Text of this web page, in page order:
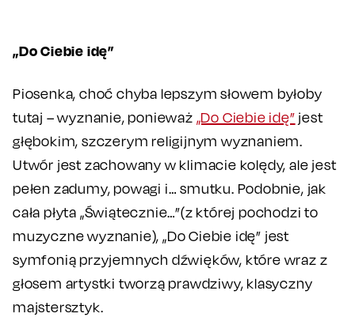
„Do Ciebie idę”
Piosenka, choć chyba lepszym słowem byłoby
tutaj – wyznanie, ponieważ „Do Ciebie idę” jest
głębokim, szczerym religijnym wyznaniem.
Utwór jest zachowany w klimacie kolędy, ale jest
pełen zadumy, powagi i… smutku. Podobnie, jak
cała płyta „Świątecznie…”(z której pochodzi to
muzyczne wyznanie), „Do Ciebie idę” jest
symfonią przyjemnych dźwięków, które wraz z
głosem artystki tworzą prawdziwy, klasyczny
majstersztyk.